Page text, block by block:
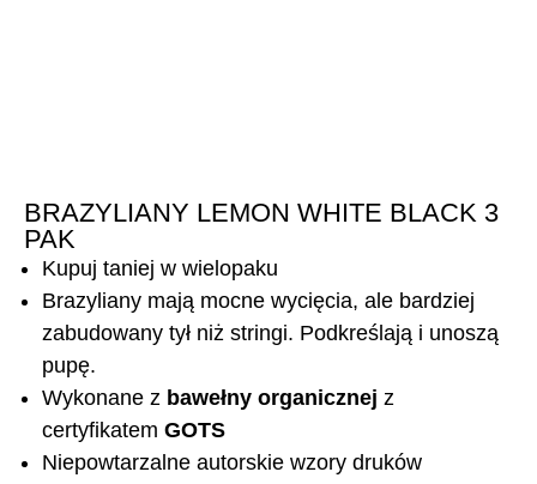
BRAZYLIANY LEMON WHITE BLACK 3
PAK
Kupuj taniej w wielopaku
Brazyliany mają mocne wycięcia, ale bardziej
zabudowany tył niż stringi. Podkreślają i unoszą
pupę.
Wykonane z bawełny organicznej z
certyfikatem GOTS
Niepowtarzalne autorskie wzory druków